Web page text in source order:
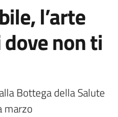
l’arte
non ti
Bottega della Salute
marzo